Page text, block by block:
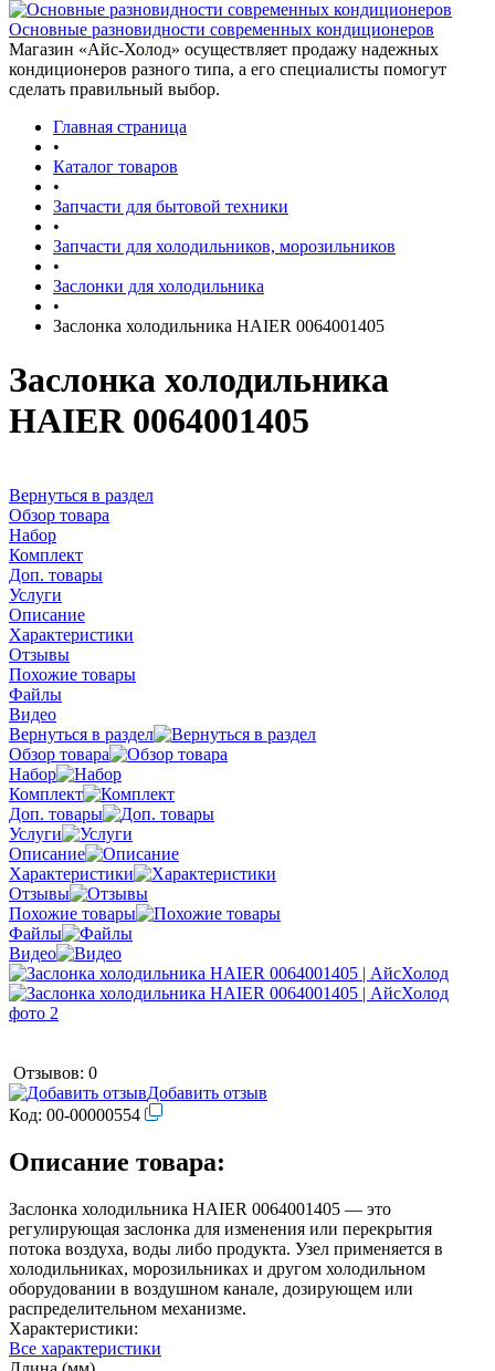
Основные разновидности современных кондиционеров
Магазин «Айс-Холод» осуществляет продажу надежных
кондиционеров разного типа, а его специалисты помогут
сделать правильный выбор.
Главная страница
•
Каталог товаров
•
Запчасти для бытовой техники
•
Запчасти для холодильников, морозильников
•
Заслонки для холодильника
•
Заслонка холодильника HAIER 0064001405
Заслонка холодильника
HAIER 0064001405
Вернуться в раздел
Обзор товара
Набор
Комплект
Доп. товары
Услуги
Описание
Характеристики
Отзывы
Похожие товары
Файлы
Видео
Вернуться в раздел
Обзор товара
Набор
Комплект
Доп. товары
Услуги
Описание
Характеристики
Отзывы
Похожие товары
Файлы
Видео
Отзывов: 0
Добавить отзыв
Код: 00-00000554
Описание товара:
Заслонка холодильника HAIER 0064001405 — это
регулирующая заслонка для изменения или перекрытия
потока воздуха, воды либо продукта. Узел применяется в
холодильниках, морозильниках и другом холодильном
оборудовании в воздушном канале, дозирующем или
распределительном механизме.
Характеристики:
Все характеристики